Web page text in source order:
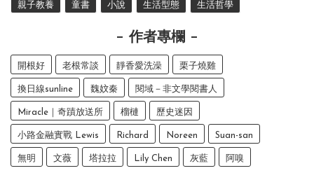
親子教養 童書 小說 生活型態 生活哲學
作者專欄
開根好 老根常談 靜香愛洗澡 栗子燒雞
換日線sunline 魏妏秦 閱域－非文學閱書人
Miracle｜奇蹟放送所 榴槤 歷史迷因
小路金融實戰 Lewis Richard Noreen Suan-san
無明 文薇 塔拉拉 Lily Chen 灰藍 阿嗅